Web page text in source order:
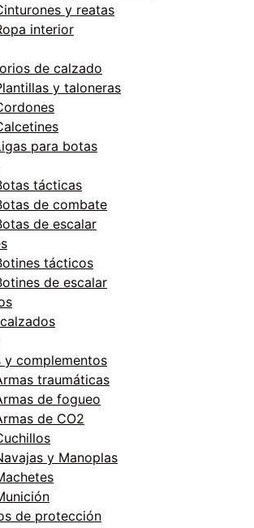
y reatas
interior
de calzado
y taloneras
para botas
tácticas
de combate
de escalar
tácticos
de escalar
y complementos
traumáticas
de fogueo
de CO2
y Manoplas
de protección